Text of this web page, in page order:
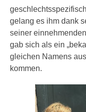
gelang es ihm dank
seiner
gab sich als ein
gleichen Namens
kommen.